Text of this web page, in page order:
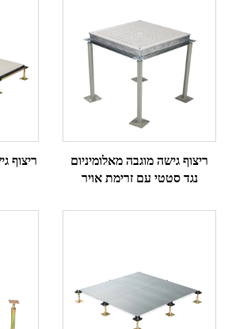
ריצוף גישה מוגבה מאלומיניום
נגד סטטי עם זרימת אויר
ריצוף